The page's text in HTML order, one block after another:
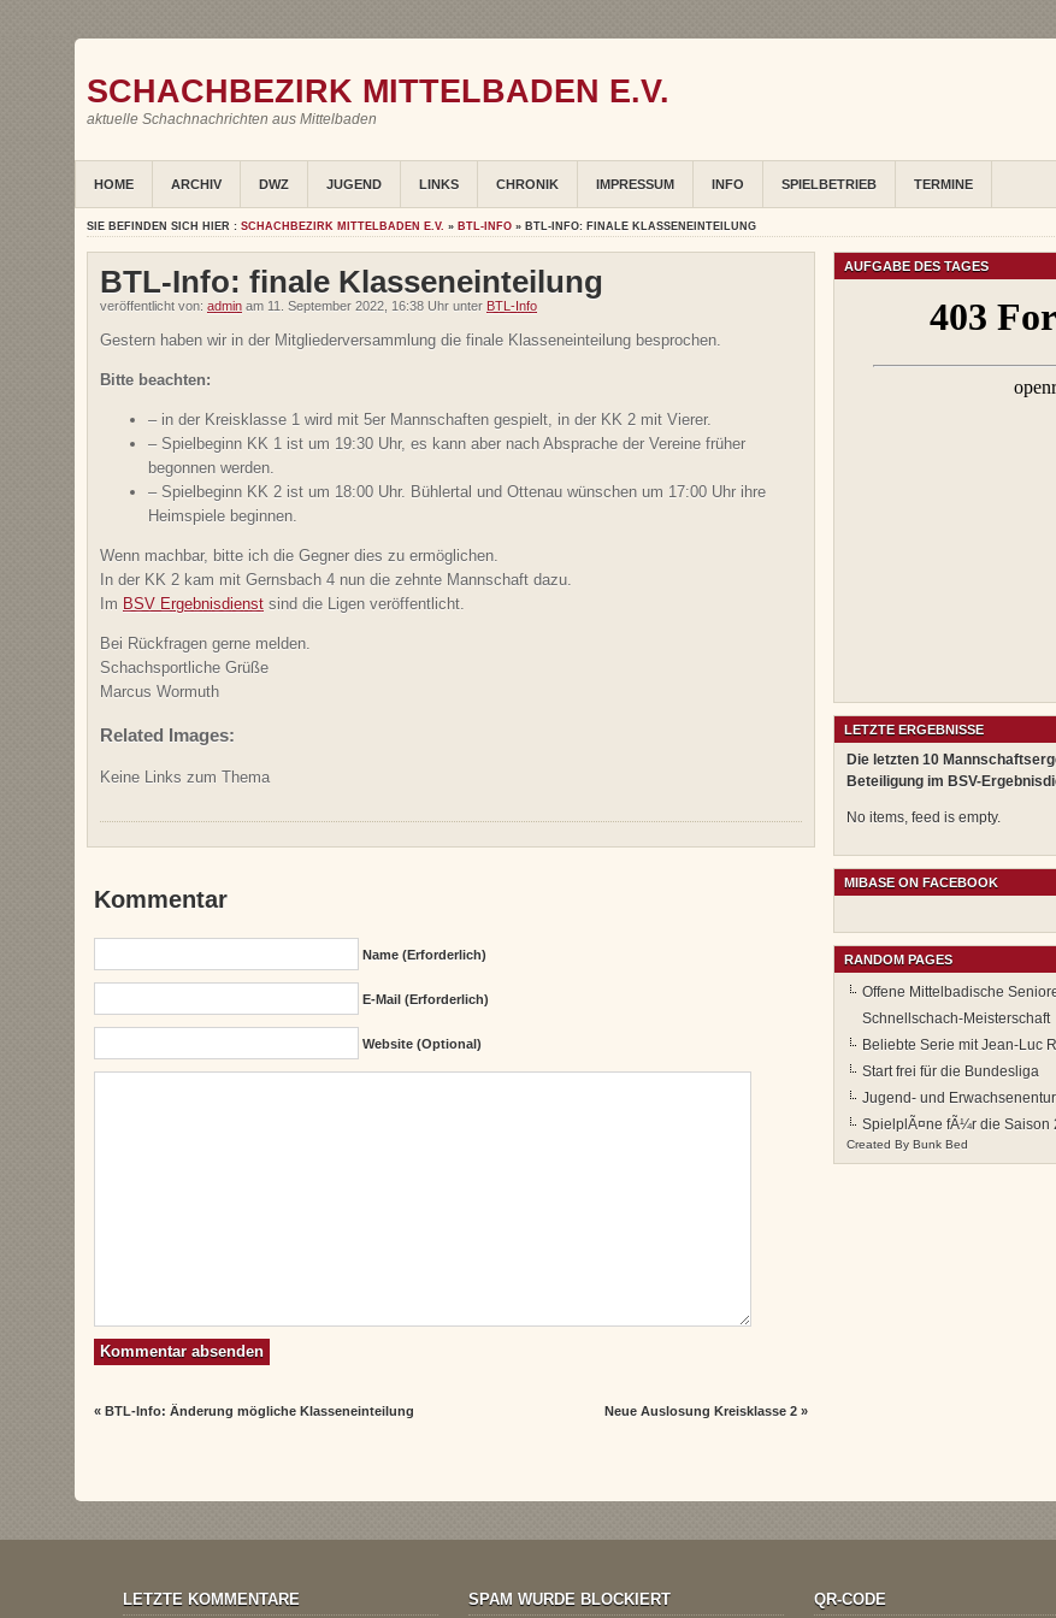
SCHACHBEZIRK MITTELBADEN E.V.
aktuelle Schachnachrichten aus Mittelbaden
HOME ARCHIV DWZ JUGEND LINKS CHRONIK IMPRESSUM INFO SPIELBETRIEB TERMINE
SIE BEFINDEN SICH HIER : SCHACHBEZIRK MITTELBADEN E.V. » BTL-INFO » BTL-INFO: FINALE KLASSENEINTEILUNG
BTL-Info: finale Klasseneinteilung
veröffentlicht von: admin am 11. September 2022, 16:38 Uhr unter BTL-Info
Gestern haben wir in der Mitgliederversammlung die finale Klasseneinteilung besprochen.
Bitte beachten:
– in der Kreisklasse 1 wird mit 5er Mannschaften gespielt, in der KK 2 mit Vierer.
– Spielbeginn KK 1 ist um 19:30 Uhr, es kann aber nach Absprache der Vereine früher
begonnen werden.
– Spielbeginn KK 2 ist um 18:00 Uhr. Bühlertal und Ottenau wünschen um 17:00 Uhr ihre
Heimspiele beginnen.
Wenn machbar, bitte ich die Gegner dies zu ermöglichen.
In der KK 2 kam mit Gernsbach 4 nun die zehnte Mannschaft dazu.
Im BSV Ergebnisdienst sind die Ligen veröffentlicht.
Bei Rückfragen gerne melden.
Schachsportliche Grüße
Marcus Wormuth
Related Images:
Keine Links zum Thema
Kommentar
Name (erforderlich)
E-Mail (erforderlich)
Website (Optional)
«BTL-Info: Änderung mögliche Klasseneinteilung Neue Auslosung Kreisklasse 2»
AUFGABE DES TAGES
LETZTE ERGEBNISSE
Die letzten 10
Beteiligung im BSV-
No items, feed is empty.
MIBASE ON FACEBOOK
RANDOM PAGES
Offene Mittelbadische
Schnellschach-Meisterschaft
Beliebte Serie mit Jean-Luc
Start frei für die Bundesliga
Jugend- und
SpielplÃ¤ne fÃ¼r die Saison
Created By Bunk Bed
LETZTE KOMMENTARE SPAM WURDE BLOCKIERT QR-CODE